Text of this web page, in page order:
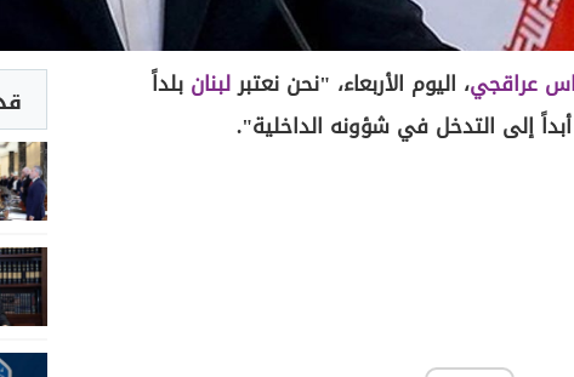
عراقجي، اليوم الأربعاء، "نحن نعتبرلبنان بلداً
إلى التدخل في شؤونه الداخلية".